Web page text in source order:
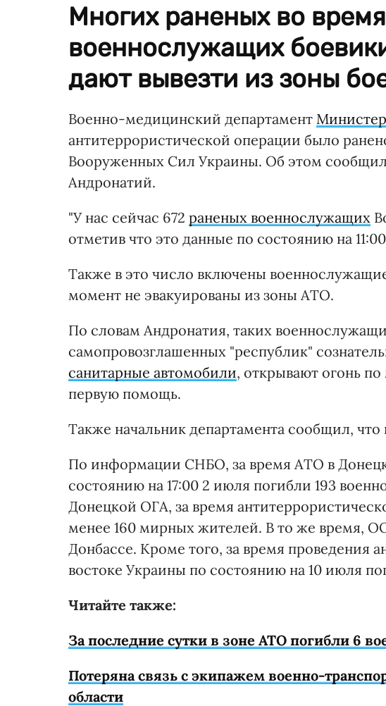
Многих раненых во
военнослужащих
дают вывезти из зоны
Военно-медицинский департамент
антитеррористической операции было
Вооруженных Сил Украины. Об этом
Андронатий.
"У нас сейчас 672 раненых военнослужащих
отметив что это данные по состоянию на
Также в это число включены
момент не эвакуированы из зоны АТО.
По словам Андронатия, таких
самопровозглашенных "республик"
санитарные автомобили, открывают огонь
первую помощь.
Также начальник департамента сообщил,
По информации СНБО, за время АТО в
состоянию на 17:00 2 июля погибли 193
Донецкой ОГА, за время
менее 160 мирных жителей. В то же время,
Донбассе. Кроме того, за время проведения
востоке Украины по состоянию на 10 июля
Читайте также:
За последние сутки в зоне АТО погибли 6
Потеряна связь с экипажем военно-
области